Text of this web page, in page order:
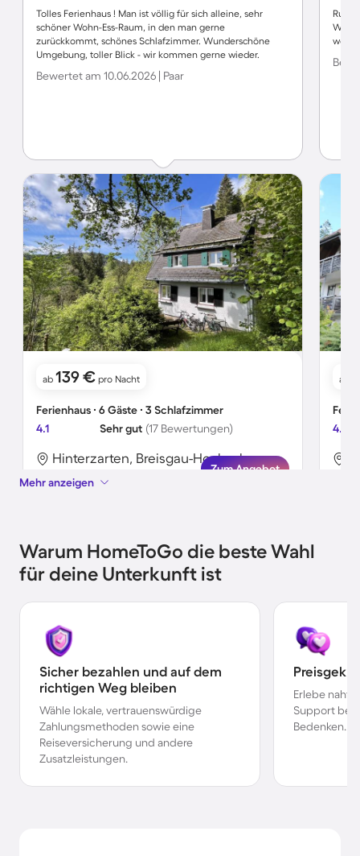
Tolles Ferienhaus ! Man ist völlig für sich alleine, sehr
schöner Wohn-Ess-Raum, in den man gerne
zurückkommt, schönes Schlafzimmer. Wunderschöne
Umgebung, toller Blick - wir kommen gerne wieder.
Bewertet am 10.06.2026 | Paar
ab 139 € pro Nacht
Ferienhaus ∙ 6 Gäste ∙ 3 Schlafzimmer
4.1
Sehr gut (17 Bewertungen)
Hinterzarten, Breisgau-Hochschwarzwald, Deutschland
Zum Angebot
ab
4.7
Mehr anzeigen
Warum HomeToGo die beste Wahl
für deine Unterkunft ist
Sicher bezahlen und auf dem
richtigen Weg bleiben
Wähle lokale, vertrauenswürdige
Zahlungsmethoden sowie eine
Reiseversicherung und andere
Zusatzleistungen.
Erlebe
Support bei
Bedenken.